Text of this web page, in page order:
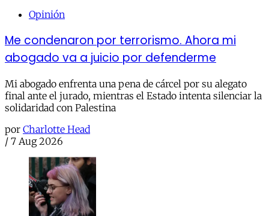
Opinión
Me condenaron por terrorismo. Ahora mi
abogado va a juicio por defenderme
Mi abogado enfrenta una pena de cárcel por su alegato
final ante el jurado, mientras el Estado intenta silenciar la
solidaridad con Palestina
por Charlotte Head
/ 7 Aug 2026